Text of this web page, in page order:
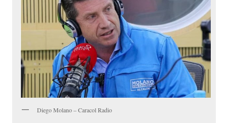
Diego Molano – Caracol Radio